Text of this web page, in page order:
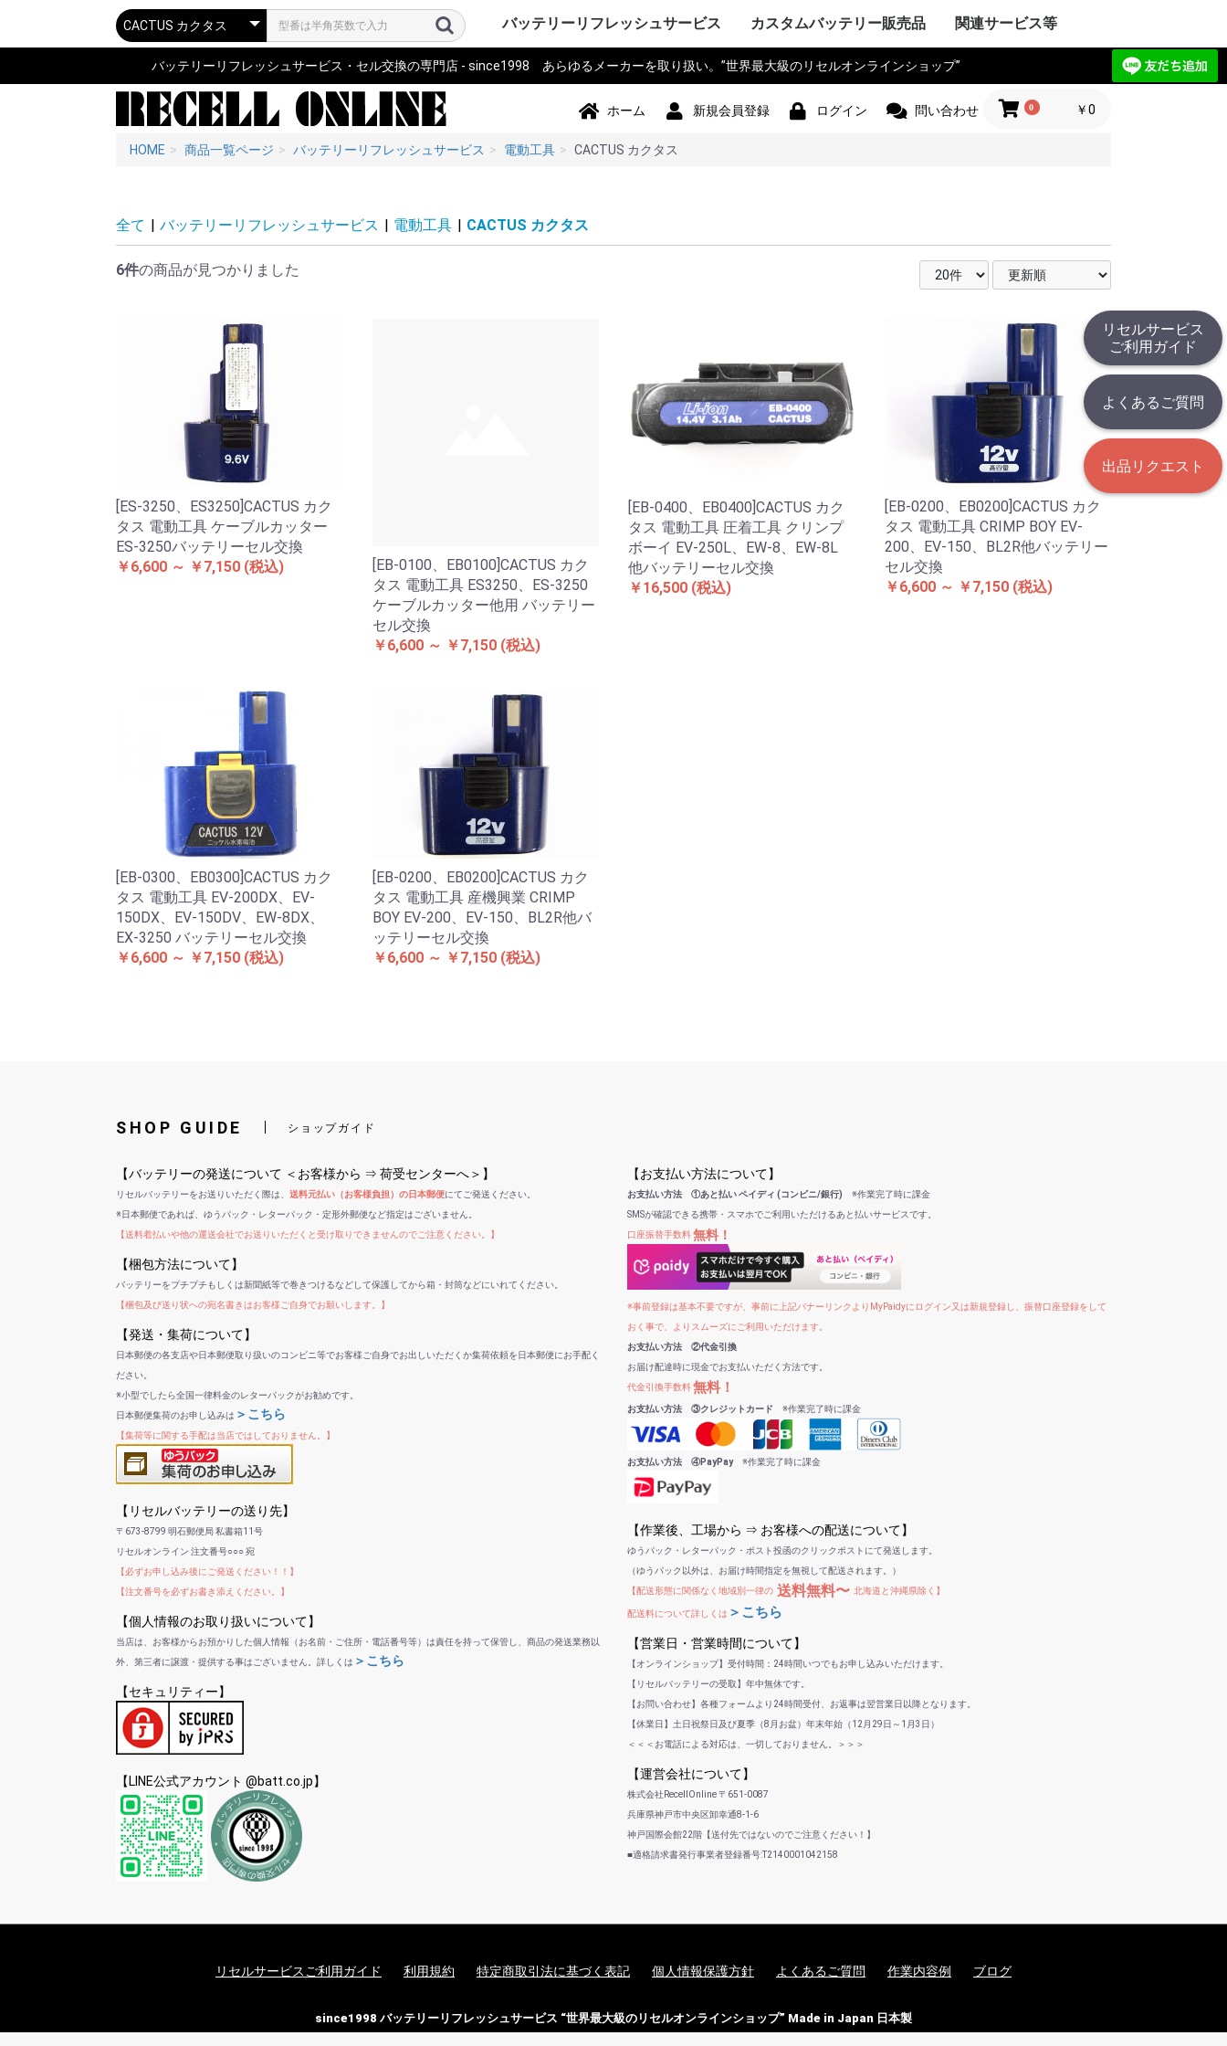
リセルサービス
ご利用ガイド
よくあるご質問
出品リクエスト
バッテリーリフレッシュサービス
パソコン PC・サーバー・周辺機
器
ソニー SONY VAIO
パナソニック
Panasonic
東芝 TOSHIBA
アップル Apple Mac
ThinkPad
カシオ CASIO
ビクター Victor
NEC 日本電気
コンパック Compaq
シャープ SHARP
デル DELL
三菱 MITSUBISHI
hp ヒューレット・パ
ッカード
Gateway ゲートウェ
イ
日立 HITACHI
富士通 Fujitsu
サンヨー SANYO
ACER エイサー
アキア AKIA
AOPEN エーオープン
ASUS アサス
CLEVO セルボ
エプソン EPSON
飯山 iiyama
SAMSUNG サムソン
レノボ Lenovo
工人舎 KOHJINSHA
マウスコンピュータ
オンキヨー ソーテッ
ク
FRONTIER フロンティ
ア
マイクロソフト
Microsoft
その他 OTHER
測量機器 トプコン TOPCON
ソキア SOKKIA
ニコン Nikon JEC
ペンタックス PENTAX
横河 YOKOGAWA
ライカ Leica
オリンパス OLYMPUS
トリンブル Trimble
Giodimeter
フジクラ Fujikura
タマヤ計測 TAMAYA
その他 OTHER
計測器・測定器・分析計
MICRONIX マイクロニ
クス
Leica ライカ
日立 HITACHI
マルチ計測器
FLUKE フルーク
テクトロニクス
Tektronix
A&D
hp ヒューレット・パ
ッカード
Z+F Zoller+Frohlich
横河電機 YOKOGAWA
JRC 日本無線
岩通
BOSCH ボッシュ
日置電機
キーエンス KEYENCE
テルモ
アンリツ Anritsu
オリンパス OLYMPUS
TESTO
三洋電機 SANYO
東芝 TOSHIBA
オムロン omron
コニカミノルタ
日通工 NEC
Nikon ニコン
Fujikura フジクラ
VeEX
KEYSIGHT
フィリップス Philips
その他 OTHER
電動工具 マキタ makita
HiKOKI 日立工機
パナソニック電工
Panasonic
KYOCERA 京セラ
RYOBI リョービ
BOSCH ボッシュ
HILTI ヒルティー
泉精器 IZUMI マクセ
ル
東芝 TOSHIBA
MAX マックス
DEWALT デウォルト
DREMEL ドレメル
CACTUS カクタス
LOBTEX ロブテックス
EXEN エクセン
KTC
イクラ精機 IKURA
ダイア DAIA
BLACK&DECKER ブラ
ック&デッカー
Snapon スナップオン
インガソールランド
Ingersoll Rand
スバル SUBARU
EARTH MAN アースマ
ン
パオック PAOCK
Porter Cable
シンコー SHINKO
Milwaukee
STIHL スチール
Stryker ストライカー
ORBOT オーボット
REX レッキス
HALL
その他 OTHER
作業機器・検査機器・整備 古河電気工業
住友電工
三菱電機
HEINE ハイネ
MORITA モリタ製作所
マイクロテック
ENAX エナックス
FUJIFILM 富士フイル
ム
富士電機
沖電気工業
NEC
フジクラ Fujikura
パナソニック電工 松
下電工
山武 アズビル azbil
その他
電動アシスト自転車・eBIKE・車
椅子
ヤマハ YAMAHA
ブリジストン
Bridgestone
パナソニック
Panasonic
サンスター技研
SUNSTAR
ホンダ HONDA 本田
サンヨー SANYO
ミヤタ MIYATA
丸石サイクル
maruishi
AERO LIFE
スズキ SUZUKI
ホダカ Hodaka
シマノ SHIMANO
ヤンマー YANMAR
大河通商
カイホウジャパン
トランスモバイリー
TRANS MOBILLY
Airwheel
NISSIN
カワサキ Kawasaki
ジャイアント GIANT
その他 OTHER
カメラ・ストロボ・ライト系・
投光器・顕微鏡
ソニー SONY
IDX アイ・ディー・エ
クス
パナソニック
Panasonic
COMET コメット
シャープ SHARP
ビクター Victor JVC
antonbauer アントン
バウアー
Kodak コダック
Nikon ニコン
キャノン CANON
ポラロイド Polaroid
Leica ライカ
PENTAX ペンタックス
FUJIFILM 富士フイル
ム
オリンパス OLYMPUS
コニカミノルタ
KONICA MINOLTA
SEA&SEA シーアンド
シー
フィッシュアイ
FISHEYE
NEITZ ナイツ
カール・ツァイス
KOWA 興和
KYOCERA 京セラ
SurgiTel サージテル
シグマ SIGMA
POLARION ポラリオ
ン
WelchAllyn
Keldan
東芝 TOSHIBA
Godox
RICOH リコー
その他 OTHER
アイボ AIBO SONY
ロボット・コントローラ
コミュニケーションロ
ボット
NAO ナオ
その他
オーディオ・ビジュアル・モニ
ター
アップル Apple
ソニー SONY
パイオニア
JBL
パナソニック
Panasonic
シャープ SHARP
カシオ CASIO
エプソン EPSON
京セラ KYOCERA
東芝 TOSHIBA
NEC
CREATIVE
KENWOOD ケンウッ
ド
ONKYO オンキョー
Technics テクニクス
BOSE
BenQ ベンキュー
TOA
ツインバード
TWINBIRD
LOGICOOL ロジクー
ル
TEAC TASCAM
audio-technica
Victor ビクター
DENON デノン
ROLAND ローランド
その他 OTHER
スマホ・タブレット・PDA・そ
の他端末
ドコモ DOCOMO
au
NEC
日立 HITACHI
hp ヒューレット・パ
ッカード
シャープ SHARP
富士通 Fujitsu
パナソニック
Panasonic
カシオ CASIO
東芝 TOSHIBA
SONY ソニー
Apple アップル
HUAWEI ファーウェイ
その他 OTHER
プリンター・スキャナー シチズン CITIZEN
ペンタックス PENTAX
エプソン EPSON
キャノン CANON
ブラザー工業 brother
hp ヒューレット・パ
ッカード
オリンパス OLYMPUS
パナソニック
Panasonic
東芝テック
SII セイコーインスツ
ル
リーダー電子
三栄電機
マックス MAX
カシオ CASIO
スター精密
日本プリメックス
その他 OTHER
電源モジュール・ポータブルバ
ッテリー
パコ電子工業
NEP
INSPIRED ENERGY
Panasonic パナソニ
ック
アイ・オーデータ
エナックス ENAX
バッファロー・コクヨ
サンワサプライ
JTT
ニプロン Nipron
RRCパワーソリューシ
ョンズ
BMO JAPAN
その他 OTHER
無線機・電話機・Wi-Fiルータ アイコム Icom
三菱電機 MITSUBISHI
パナソニック
Panasonic
ケンウッド
KENWOOD
東芝 TOSHIBA
八重洲無線 YAESU
富士通 Fujitsu
MOTOROLA モトロー
ラ
VERTEX STANDARD
スタンダード
日立 HITACHI
NEC 日本電気
パイオニア
ビクター Victor
JRC 日本無線機
沖電気工業 OKI
アルインコ ALINCO
新潟通信機
JRC日本無線機
松下通信工業
岩崎通信機 IWATSU
シャープ SHARP
信和ユニテック
アンリツ Anritsu
サンヨー SANYO
トヨコム
信和通信
TONO
KDDI
NTT 日本電信電話
NTTドコモ
京セラ KYOCERA
その他 OTHER
ドローン・ラジコン・テレコ
ン・リモコン
DJI
Futaba 双葉電子工業
TOKIMECINC 極東開
発
田宮模型
SANWA サンワ
エニー
東芝テリー (旧 東京電
子工業)
JR PROPO
大和機工
Panasonic パナソニ
ック 松下電工
日本クレーン
金陵電機 Kinryo
アンリツ Anritsu
長野工業
三菱
日立
QYSEA
その他 OTHER
パーソナルモビリティ・電動カ
ート
ESWING
SEGWAY セグウェイ
その他
ハンディーターミナル・コード
リーダー
キャノン CANON
デンソーDENSO
八重洲無線 YAESU
エプソン EPSON
NECインフロンティア
FURUNO
カシオ CASIO
シャープ SHARP
東芝テック
セイコー
DENSEI
symbol
パナソニック
Panasonic
Nitsuko 日通工
富士通 Fujitsu
キーエンス KEYENCE
Welcat
モトローラ
MOTOROLA
ウェルコムデザイン
その他 OTHER
ナビ・自動車バイク アクセサリ
ー
SONY ソニー
Panasonic パナソニ
ック
ユピテル
BOSCH ボッシュ
COMTEC コムテック
Trywin トライウイン
GARMIN ガーミン
KAIHOU
SEIWA セイワ
CELLSTAR セルスタ
ー
Pioneer パイオニア
その他 OTHER
掃除機・洗浄機・空調関連 シャープ SHARP
ダイソン Dyson
ブラックアンドデッカ
ー BLACK&DECKER
TWINBIRD ツインバー
ド
iRobot
パナソニック ナショ
ナル
ジョンソン
サンヨー SANYO
日立 HITACHI
東芝 TOSHIBA
Electrolux
株環境技研
BLACK & DECKER
ボッシュ BOSCH
GAIS ガイズ
ツカモトエイム 環境
技研
CCP
マキタ makita
raycop レイコップ
ケルヒャー KARCHER
アイリスオーヤマ
Anker アンカー
その他 OTHER
コードレスフォン
パナソニック
Panasonic
MOTOROLA モトロー
ラ
日立 HITACHI
ナカヨ通信機
アイホン
タカコム
muTECH
NEC 日本電気
東芝 TOSHIBA
ソニー SONY
その他 OTHER
通信カラオケ・デンモク
誘導非常灯・住設警報機器
パナソニック電工
Panasonic
東芝ライテック
古河電池
日立 HITACHI
三菱電機 MITSUBISHI
大光電機 DAIKO
オーデリック
岩崎電気
NEC 日本電気
三洋GSソフトエナジ
ー
新神戸電機
TOA
日本ビクター
GSユアサ
三洋電機 SANYO
日本電池
ジーエスメルコテック
ジーエスサフト
その他 OTHER
住宅設備・施設設備
パナソニック
Panasonic
三洋・SANYO・サン
ヨー
三洋GSソフトエナジ
ー
GSサフト ジーエスサ
フト
GSメルコテック
セイコー SEIKO
LEXEL
LIXIL INAX
Nabtesco ナブテスコ
TOEX
TOSO
TWINBIRD ツインバー
ド
その他 OTHER
バックアップ電源・UPS(無停電
電源装置)
APC
オムロン
NTT
その他
事務機器・辞書・計算機・タイ
ムレコーダー
アマノ
CASIO カシオ
SII セイコーインスツ
ル
Canon キャノン
SHARP シャープ
KING JIM キングジム
Panasonic パナソニ
ック
その他 OTHER
健康・美容家電 TRIA トリア アイエピ
BRAUN ブラウン
PHILIPS フィリップス
WAHL ウォール
Capillus カピラス
andis
OSTAR
Panasonic パナソニ
ック 松下
SANYO 三洋電機
マクセル
FLAX
OMRON オムロン
TWINBIRD ツインバー
ド
日立
ヒロセ電機
ナリス
その他
ポンプ
農業・園芸・除雪機
おもちゃ・楽器・釣具・レジャ
ー
Panasonic SANYO FDK
その他
カスタムバッテリー販売品 関連サービス等
（サンプル送付申込）
見積（送付申込）
販売品
回収
バッテリーリフレッシュサービス・セル交換の専門店 - since1998 あらゆるメーカーを取り扱い。”世界最大級のリセルオンラインショップ”
ホーム 新規会員登録 ログイン 問い合わせ 0 ￥0
HOME 商品一覧ページ バッテリーリフレッシュサービス 電動工具 CACTUS カクタス
全て | バッテリーリフレッシュサービス | 電動工具 | CACTUS カクタス
6件の商品が見つかりました
[ES-3250、ES3250]CACTUS カク
タス 電動工具 ケーブルカッター
ES-3250バッテリーセル交換
￥6,600 ～ ￥7,150 (税込)
[EB-0100、EB0100]CACTUS カク
タス 電動工具 ES3250、ES-3250
ケーブルカッター他用 バッテリー
セル交換
￥6,600 ～ ￥7,150 (税込)
[EB-0400、EB0400]CACTUS カク
タス 電動工具 圧着工具 クリンプ
ボーイ EV-250L、EW-8、EW-8L
他バッテリーセル交換
￥16,500 (税込)
[EB-0200、EB0200]CACTUS カク
タス 電動工具 CRIMP BOY EV-
200、EV-150、BL2R他バッテリー
セル交換
￥6,600 ～ ￥7,150 (税込)
[EB-0300、EB0300]CACTUS カク
タス 電動工具 EV-200DX、EV-
150DX、EV-150DV、EW-8DX、
EX-3250 バッテリーセル交換
￥6,600 ～ ￥7,150 (税込)
[EB-0200、EB0200]CACTUS カク
タス 電動工具 産機興業 CRIMP
BOY EV-200、EV-150、BL2R他バ
ッテリーセル交換
￥6,600 ～ ￥7,150 (税込)
SHOP GUIDE ショップガイド
【バッテリーの発送について ＜お客様から ⇒ 荷受センターへ＞】
リセルバッテリーをお送りいただく際は、 送料元払い（お客様負担）の日本郵便にてご発送ください。
※日本郵便であれば、ゆうパック・レターパック・定形外郵便など指定はございません。
【送料着払いや他の運送会社でお送りいただくと受け取りできませんのでご注意ください。】
【梱包方法について】
バッテリーをプチプチもしくは新聞紙等で巻きつけるなどして保護してから箱・封筒などにいれてください。
【梱包及び送り状への宛名書きはお客様ご自身でお願いします。】
【発送・集荷について】
日本郵便の各支店や日本郵便取り扱いのコンビニ等でお客様ご自身でお出しいただくか集荷依頼を日本郵便にお手配く
ださい。
※小型でしたら全国一律料金のレターパックがお勧めです。
日本郵便集荷のお申し込みは ＞こちら
【集荷等に関する手配は当店ではしておりません。】
【リセルバッテリーの送り先】
〒673-8799 明石郵便局 私書箱11号
リセルオンライン 注文番号○○○ 宛
【必ずお申し込み後にご発送ください！！】
【注文番号を必ずお書き添えください。】
【個人情報のお取り扱いについて】
当店は、お客様からお預かりした個人情報（お名前・ご住所・電話番号等）は責任を持って保管し、商品の発送業務以
外、第三者に譲渡・提供する事はございません。詳しくは ＞こちら
【セキュリティー】
【LINE公式アカウント @batt.co.jp】
【お支払い方法について】
お支払い方法 ①あと払い ペイディ (コンビニ/銀行) ※作業完了時に課金
SMSが確認できる携帯・スマホでご利用いただけるあと払いサービスです。
口座振替手数料無料！
※事前登録は基本不要ですが、事前に上記バナーリンクよりMyPaidyにログイン又は新規登録し、振替口座登録をして
おく事で、よりスムーズにご利用いただけます。
お支払い方法 ②代金引換
お届け配達時に現金でお支払いただく方法です。
代金引換手数料無料！
お支払い方法 ③クレジットカード ※作業完了時に課金
お支払い方法 ④PayPay※作業完了時に課金
【作業後、工場から ⇒ お客様への配送について】
ゆうパック・レターパック・ポスト投函のクリックポストにて発送します。
（ゆうパック以外は、お届け時間指定を無視して配送されます。）
【配送形態に関係なく地域別一律の 送料無料〜 北海道と沖縄県除く】
配送料について詳しくは ＞こちら
【営業日・営業時間について】
【オンラインショップ】受付時間：24時間いつでもお申し込みいただけます。
【リセルバッテリーの受取】年中無休です。
【お問い合わせ】各種フォームより24時間受付、お返事は翌営業日以降となります。
【休業日】土日祝祭日及び夏季（8月お盆）年末年始（12月29日～1月3日）
＜＜＜お電話による対応は、一切しておりません。＞＞＞
【運営会社について】
株式会社RecellOnline 〒651-0087
兵庫県神戸市中央区卸幸通8-1-6
神戸国際会館22階【送付先ではないのでご注意ください！】
■適格請求書発行事業者登録番号:T2140001042158
リセルサービスご利用ガイド 利用規約 特定商取引法に基づく表記 個人情報保護方針 よくあるご質問 作業内容例 ブログ
since1998 バッテリーリフレッシュサービス “世界最大級のリセルオンラインショップ” Made in Japan 日本製